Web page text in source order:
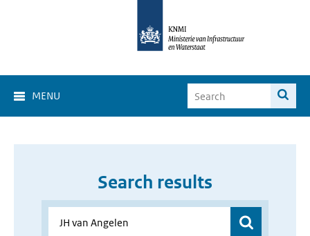
MENU
Search results